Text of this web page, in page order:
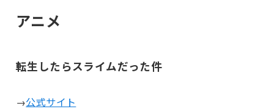
アニメ
転生したらスライムだった件
→公式サイト